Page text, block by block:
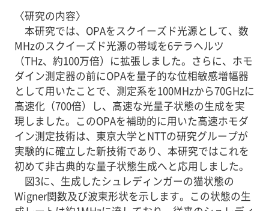
〈研究の内容〉
本研究では、OPAをスクイーズド光源として、数
MHzのスクイーズド光源の帯域を6テラヘルツ
（THz、約100万倍）に拡張しました。さらに、ホモ
ダイン測定器の前にOPAを量子的な位相敏感増幅器
として用いたことで、測定系を100MHzから70GHzに
高速化（700倍）し、高速な光量子状態の生成を実
現しました。このOPAを補助的に用いた高速ホモダ
イン測定技術は、東京大学とNTTの研究グループが
実験的に確立した新技術であり、本研究ではこれを
初めて非古典的な量子状態生成へと応用しました。
図3に、生成したシュレディンガーの猫状態の
Wigner関数及び波束形状を示します。この状態の生